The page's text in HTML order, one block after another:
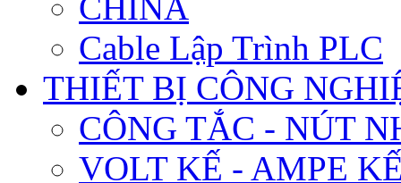
Cable Lập Trình PLC
THIẾT BỊ CÔNG
CÔNG TẮC - NÚT
VOLT KẾ - AMPE